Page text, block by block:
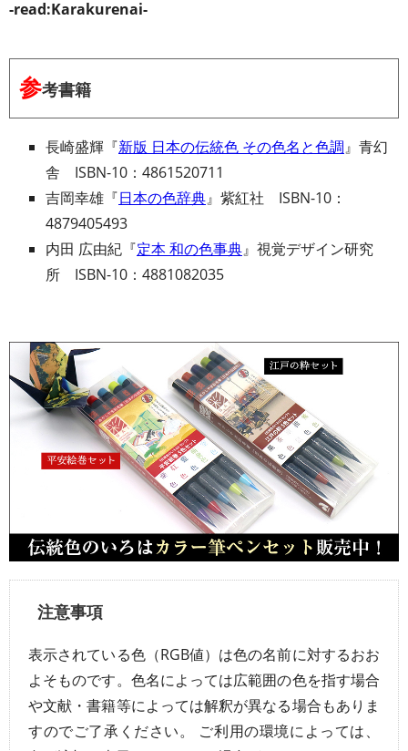
-read:Karakurenai-
参考書籍
長崎盛輝『新版 日本の伝統色 その色名と色調』青幻
舎 ISBN-10：4861520711
吉岡幸雄『日本の色辞典』紫紅社 ISBN-10：
4879405493
内田 広由紀『定本 和の色事典』視覚デザイン研究
所 ISBN-10：4881082035
注意事項
表示されている色（RGB値）は色の名前に対するおお
よそものです。色名によっては広範囲の色を指す場合
や文献・書籍等によっては解釈が異なる場合もありま
すのでご了承ください。 ご利用の環境によっては、